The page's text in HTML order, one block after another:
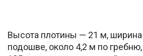
Высота плотины — 21 м,
подошве, около 4,2 м по